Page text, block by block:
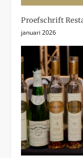
Proefschrift
januari 2026